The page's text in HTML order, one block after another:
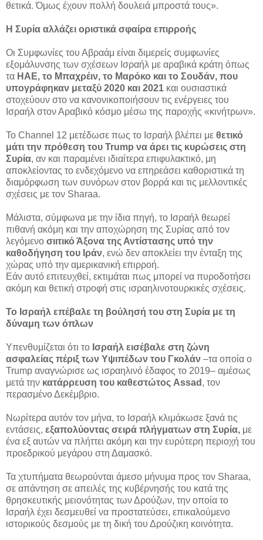
θετικά. Όμως έχουν πολλή δουλειά μπροστά τους».
Η Συρία αλλάζει οριστικά σφαίρα επιρροής
Οι Συμφωνίες του Αβραάμ είναι διμερείς συμφωνίες
εξομάλυνσης των σχέσεων Ισραήλ με αραβικά κράτη όπως
τα ΗΑΕ, το Μπαχρέιν, το Μαρόκο και το Σουδάν, που
υπογράφηκαν μεταξύ 2020 και 2021 και ουσιαστικά
στοχεύουν στο να κανονικοποιήσουν τις ενέργειες του
Ισραήλ στον Αραβικό κόσμο μέσω της παροχής «κινήτρων».
Το Channel 12 μετέδωσε πως το Ισραήλ βλέπει με θετικό
μάτι την πρόθεση του Trump να άρει τις κυρώσεις στη
Συρία, αν και παραμένει ιδιαίτερα επιφυλακτικό, μη
αποκλείοντας το ενδεχόμενο να επηρεάσει καθοριστικά τη
διαμόρφωση των συνόρων στον βορρά και τις μελλοντικές
σχέσεις με τον Sharaa.
Μάλιστα, σύμφωνα με την ίδια πηγή, το Ισραήλ θεωρεί
πιθανή ακόμη και την αποχώρηση της Συρίας από τον
λεγόμενο σιιτικό Άξονα της Αντίστασης υπό την
καθοδήγηση του Ιράν, ενώ δεν αποκλείει την ένταξη της
χώρας υπό την αμερικανική επιρροή.
Εάν αυτό επιτευχθεί, εκτιμάται πως μπορεί να πυροδοτήσει
ακόμη και θετική στροφή στις ισραηλινοτουρκικές σχέσεις.
Το Ισραήλ επέβαλε τη βούλησή του στη Συρία με τη
δύναμη των όπλων
Υπενθυμίζεται ότι το Ισραήλ εισέβαλε στη ζώνη
ασφαλείας πέριξ των Υψιπέδων του Γκολάν –τα οποία ο
Trump αναγνώρισε ως ισραηλινό έδαφος το 2019– αμέσως
μετά την κατάρρευση του καθεστώτος Assad , τον
περασμένο Δεκέμβριο.
Νωρίτερα αυτόν τον μήνα, το Ισραήλ κλιμάκωσε ξανά τις
εντάσεις, εξαπολύοντας σειρά πλήγματων στη Συρία, με
ένα εξ αυτών να πλήττει ακόμη και την ευρύτερη περιοχή του
προεδρικού μεγάρου στη Δαμασκό.
Τα χτυπήματα θεωρούνται άμεσο μήνυμα προς τον Sharaa,
σε απάντηση σε απειλές της κυβέρνησής του κατά της
θρησκευτικής μειονότητας των Δρούζων, την οποία το
Ισραήλ έχει δεσμευθεί να προστατεύσει, επικαλούμενο
ιστορικούς δεσμούς με τη δική του Δρούζικη κοινότητα.